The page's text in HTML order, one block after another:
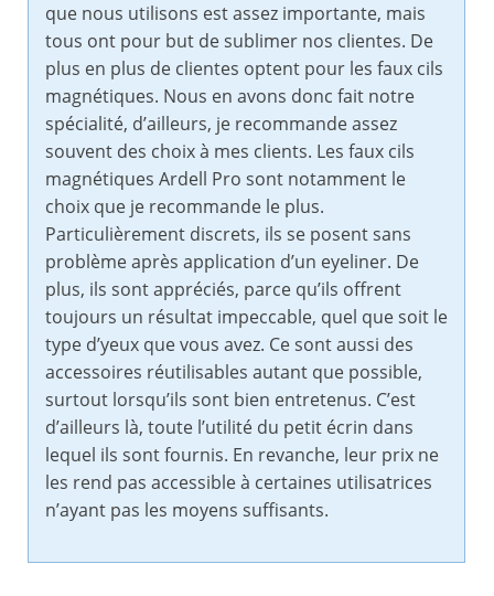
que nous utilisons est assez importante, mais
tous ont pour but de sublimer nos clientes. De
plus en plus de clientes optent pour les faux cils
magnétiques. Nous en avons donc fait notre
spécialité, d’ailleurs, je recommande assez
souvent des choix à mes clients. Les faux cils
magnétiques Ardell Pro sont notamment le
choix que je recommande le plus.
Particulièrement discrets, ils se posent sans
problème après application d’un eyeliner. De
plus, ils sont appréciés, parce qu’ils offrent
toujours un résultat impeccable, quel que soit le
type d’yeux que vous avez. Ce sont aussi des
accessoires réutilisables autant que possible,
surtout lorsqu’ils sont bien entretenus. C’est
d’ailleurs là, toute l’utilité du petit écrin dans
lequel ils sont fournis. En revanche, leur prix ne
les rend pas accessible à certaines utilisatrices
n’ayant pas les moyens suffisants.